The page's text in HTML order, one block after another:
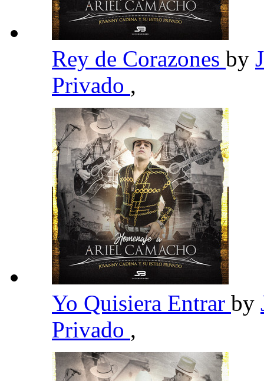
Rey de Corazones by
Privado ,
Yo Quisiera Entrar by
Privado ,